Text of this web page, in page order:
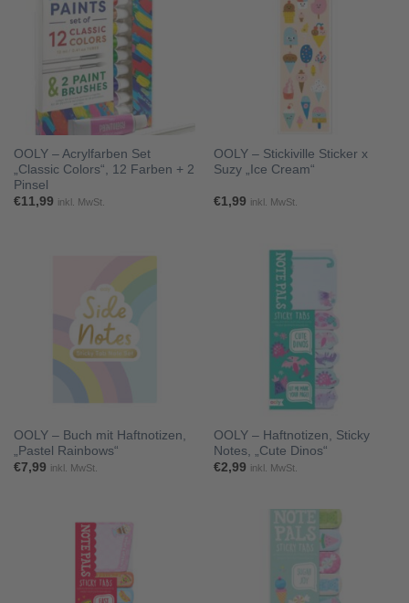
OOLY – Acrylfarben Set
„Classic Colors“, 12 Farben + 2
Pinsel
€11,99 inkl. MwSt.
OOLY – Stickiville Sticker x
Suzy „Ice Cream“
€1,99 inkl. MwSt.
OOLY – Buch mit Haftnotizen,
„Pastel Rainbows“
€7,99 inkl. MwSt.
OOLY – Haftnotizen, Sticky
Notes, „Cute Dinos“
€2,99 inkl. MwSt.